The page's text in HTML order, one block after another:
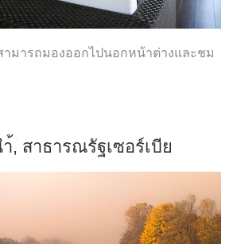
มารถมองออกไปนอกหน้าต่างและชม
, สาธารณรัฐเซอร์เบีย